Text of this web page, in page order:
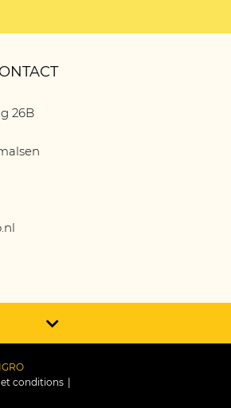
26B
et conditions